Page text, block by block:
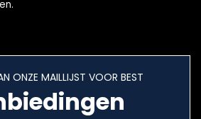
ONZE MAILLIJST VOOR BEST